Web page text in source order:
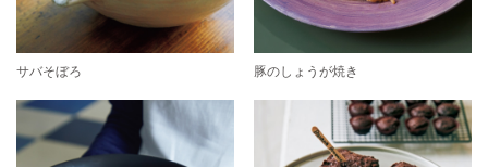
サバそぼろ 豚のしょうが焼き